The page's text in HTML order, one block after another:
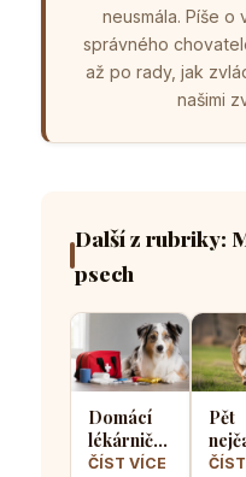
neusmála. Píše o
správného
až po rady, jak
našimi
Další z rubriky:
psech
Domácí
lékárnička
pro psa
ČÍST VÍCE
Pět